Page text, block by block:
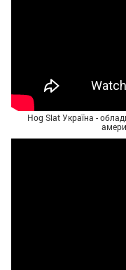
Hog Slat Україна -